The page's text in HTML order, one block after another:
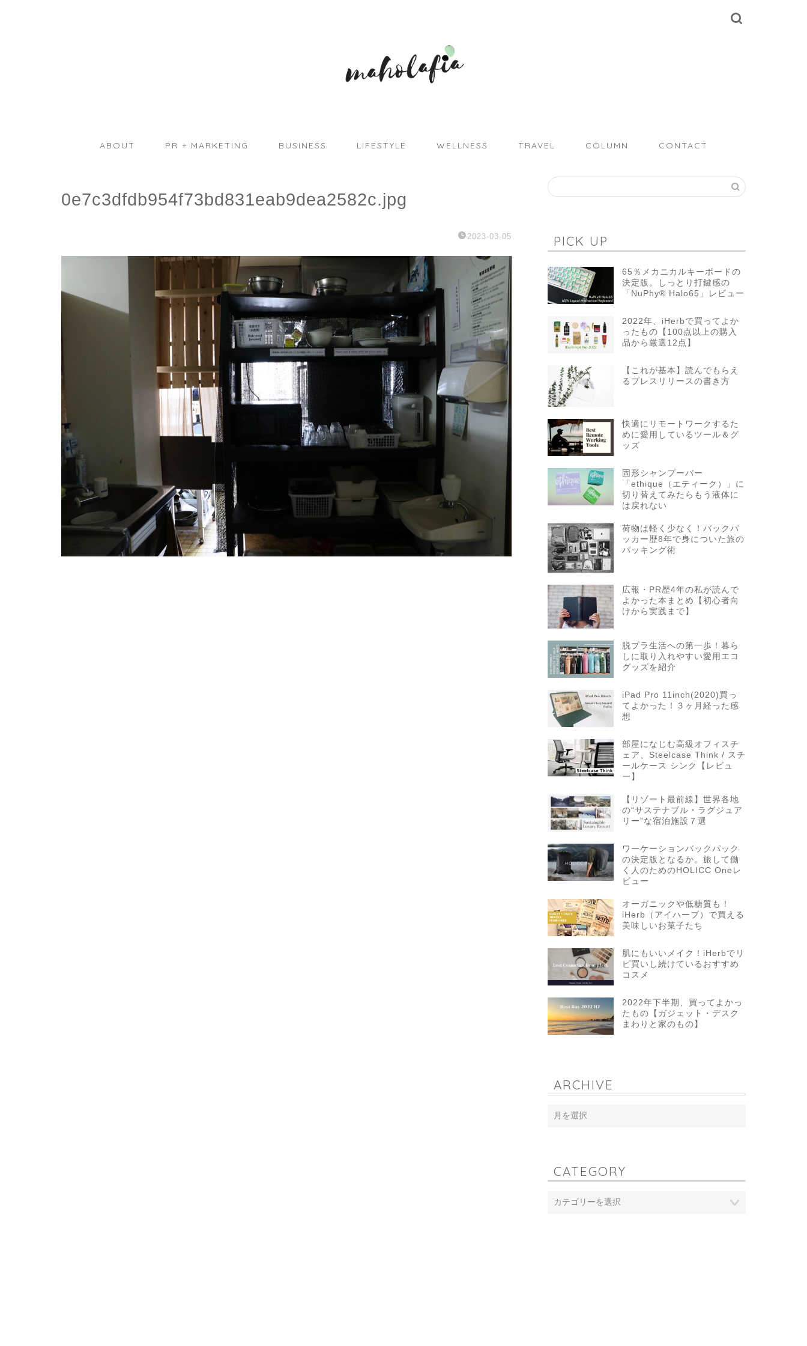
ABOUT PR + MARKETING BUSINESS LIFESTYLE WELLNESS TRAVEL COLUMN CONTACT
0e7c3dfdb954f73bd831eab9dea2582c.jpg
2023-03-05 PICK UP
65％メカニカルキーボードの
決定版。しっとり打鍵感の
「NuPhy® Halo65」レビュー
2022年、iHerbで買ってよか
ったもの【100点以上の購入
品から厳選12点】
【これが基本】読んでもらえ
るプレスリリースの書き方
快適にリモートワークするた
めに愛用しているツール＆グ
ッズ
固形シャンプーバー
「ethique（エティーク）」に
切り替えてみたらもう液体に
は戻れない
荷物は軽く少なく！バックパ
ッカー歴8年で身についた旅の
パッキング術
広報・PR歴4年の私が読んで
よかった本まとめ【初心者向
けから実践まで】
脱プラ生活への第一歩！暮ら
しに取り入れやすい愛用エコ
グッズを紹介
iPad Pro 11inch(2020)買っ
てよかった！３ヶ月経った感
想
部屋になじむ高級オフィスチ
ェア、Steelcase Think / スチ
ールケース シンク【レビュ
ー】
【リゾート最前線】世界各地
の“サステナブル・ラグジュア
リー”な宿泊施設７選
ワーケーションバックパック
の決定版となるか。旅して働
く人のためのHOLICC Oneレ
ビュー
オーガニックや低糖質も！
iHerb（アイハーブ）で買える
美味しいお菓子たち
肌にもいいメイク！iHerbでリ
ピ買いし続けているおすすめ
コスメ
2022年下半期、買ってよかっ
たもの【ガジェット・デスク
まわりと家のもの】
ARCHIVE
CATEGORY